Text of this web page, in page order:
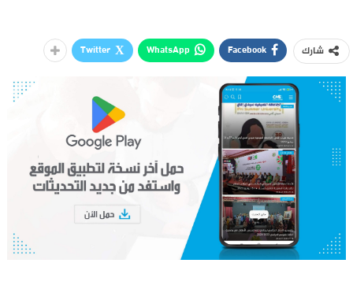
شارك Facebook
WhatsApp
Twitter